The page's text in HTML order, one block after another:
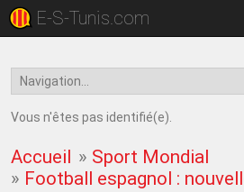
E-S-Tunis.com
Vous n'êtes pas identifié(e).
Accueil » Sport Mondial
» Football espagnol :